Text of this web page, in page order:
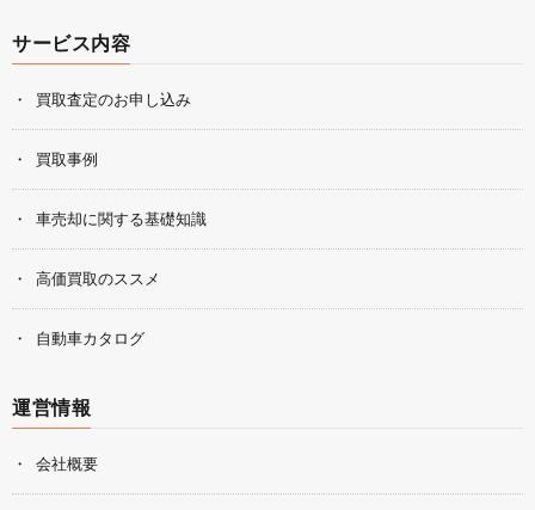
サービス内容
買取査定のお申し込み
買取事例
車売却に関する基礎知識
高価買取のススメ
自動車カタログ
運営情報
会社概要